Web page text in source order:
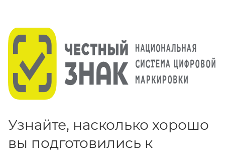
Узнайте, насколько хорошо
вы подготовились к